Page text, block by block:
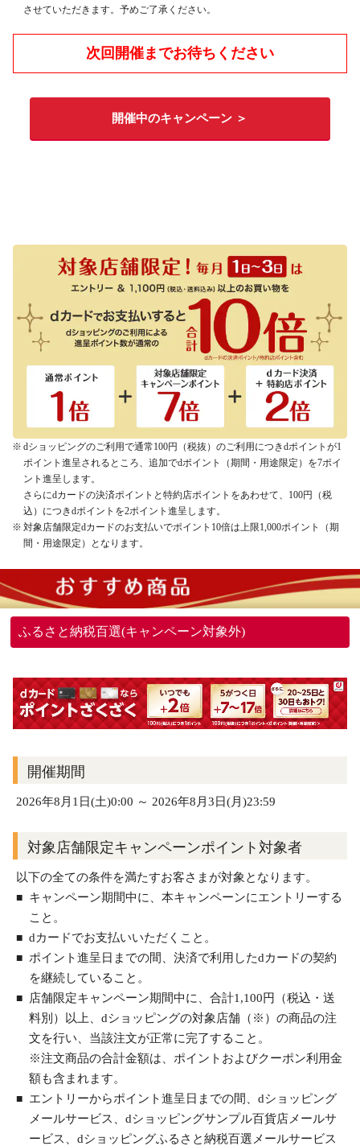
させていただきます。予めご了承ください。
次回開催までお待ちください
開催中のキャンペーン ＞
dショッピングのご利用で通常100円（税抜）のご利用につきdポイントが1
ポイント進呈されるところ、追加でdポイント（期間・用途限定）を7ポイ
ント進呈します。
さらにdカードの決済ポイントと特約店ポイントをあわせて、100円（税
込）につきdポイントを2ポイント進呈します。
対象店舗限定dカードのお支払いでポイント10倍は上限1,000ポイント（期
間・用途限定）となります。
ふるさと納税百選(キャンペーン対象外)
開催期間
2026年8月1日(土)0:00 ～ 2026年8月3日(月)23:59
対象店舗限定キャンペーンポイント対象者
以下の全ての条件を満たすお客さまが対象となります。
キャンペーン期間中に、本キャンペーンにエントリーする
こと。
dカードでお支払いいただくこと。
ポイント進呈日までの間、決済で利用したdカードの契約
を継続していること。
店舗限定キャンペーン期間中に、合計1,100円（税込・送
料別）以上、dショッピングの対象店舗（※）の商品の注
文を行い、当該注文が正常に完了すること。
※注文商品の合計金額は、ポイントおよびクーポン利用金
額も含まれます。
エントリーからポイント進呈日までの間、dショッピング
メールサービス、dショッピングサンプル百貨店メールサ
ービス、dショッピングふるさと納税百選メールサービス